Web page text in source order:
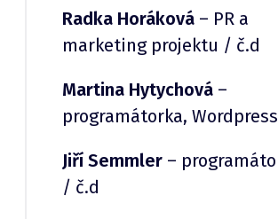
Radka Horáková – PR a
marketing projektu / č.d
Martina Hytychová –
programátorka,
Jiří Semmler –
/ č.d